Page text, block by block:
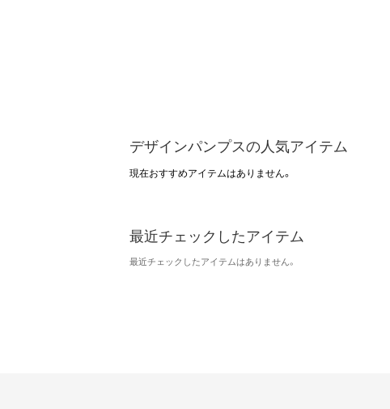
デザインパンプスの人気アイテム
現在おすすめアイテムはありません。
最近チェックしたアイテム
最近チェックしたアイテムはありません。